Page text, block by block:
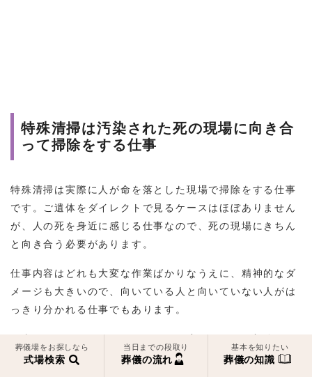
特殊清掃は汚染された死の現場に向き合
って掃除をする仕事
特殊清掃は実際に人が命を落とした現場で掃除をする仕事
です。ご遺体をダイレクトで見るケースはほぼありません
が、人の死を身近に感じる仕事なので、死の現場にきちん
と向き合う必要があります。
仕事内容はどれも大変な作業ばかりなうえに、精神的なダ
メージも大きいので、向いている人と向いていない人がは
っきり分かれる仕事でもあります。
仕事をこなしていくうちに、ある程度鍛えられる部分では
ありますが、何度行っても慣れない人もいます。そのた
葬儀場をお探しなら
式場検索
当日までの段取り
葬儀の流れ
基本を知りたい
葬儀の知識